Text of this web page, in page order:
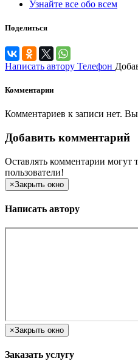
Узнайте все обо всем
Поделиться
Написать автору Телефон
Комментарии
Комментариев к записи нет.
Добавить комментарий
Оставлять комментарии могут
пользователи!
×Закрыть окно
Написать автору
×Закрыть окно
Заказать услугу